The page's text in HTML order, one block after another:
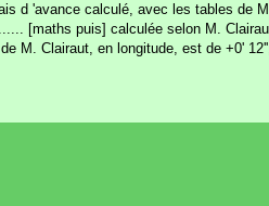
d 'avance calculé, avec les tables de
[maths puis] calculée selon M.
M. Clairaut, en longitude, est de +0'